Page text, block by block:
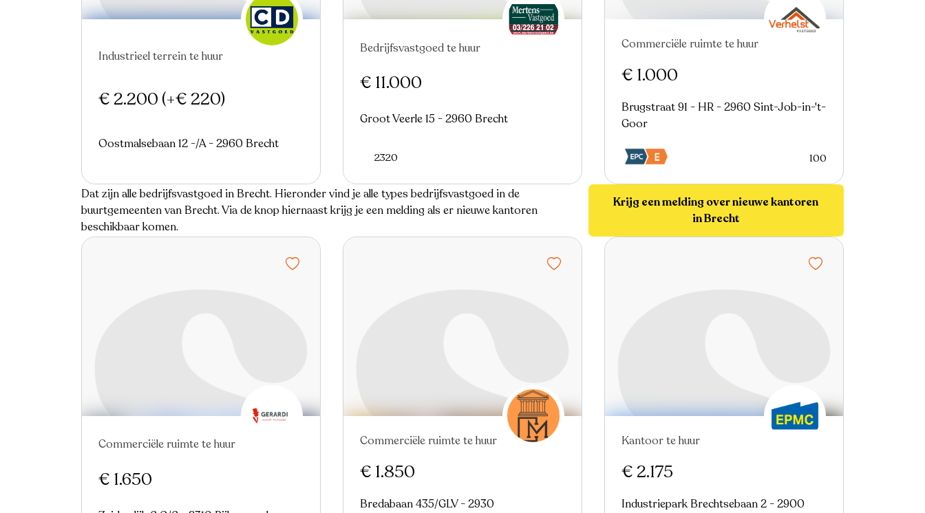
Industrieel terrein te huur
€ 2.200 (+€ 220)
Oostmalsebaan 12 -/A - 2960 Brecht
Bedrijfsvastgoed te huur
€ 11.000
Groot Veerle 15 - 2960 Brecht
2320
Commerciële ruimte te huur
€ 1.000
Brugstraat 91 - HR - 2960 Sint-Job-in-'t-
Goor
100
Dat zijn alle bedrijfsvastgoed in Brecht. Hieronder vind je alle types bedrijfsvastgoed in de
buurtgemeenten van Brecht. Via de knop hiernaast krijg je een melding als er nieuwe kantoren
beschikbaar komen.
Krijg een melding over nieuwe kantoren
in Brecht
Nieuw
Commerciële ruimte te huur
€ 1.650
Nieuw
Commerciële ruimte te huur
€ 1.850
Bredabaan 435/GLV - 2930
Kantoor te huur
€ 2.175
Industriepark Brechtsebaan 2 - 2900